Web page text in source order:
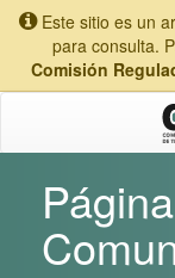
Este sitio es un
para consulta.
Comisión